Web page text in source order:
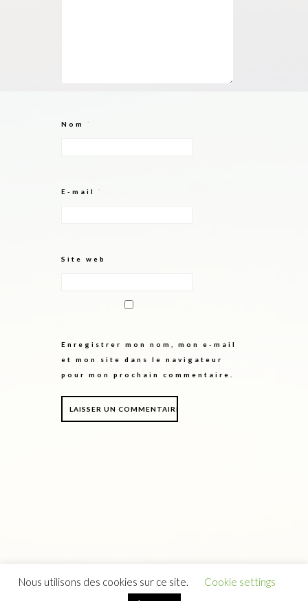
Nom *
E-mail *
Site web
Enregistrer mon nom, mon e-mail
et mon site dans le navigateur
pour mon prochain commentaire.
Nous utilisons des cookies sur ce site. Cookie settings